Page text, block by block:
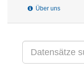
Über uns